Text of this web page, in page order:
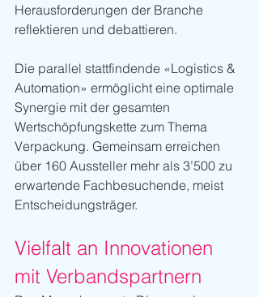
Herausforderungen der Branche
reflektieren und debattieren.
Die parallel stattfindende «Logistics &
Automation» ermöglicht eine optimale
Synergie mit der gesamten
Wertschöpfungskette zum Thema
Verpackung. Gemeinsam erreichen
über 160 Aussteller mehr als 3’500 zu
erwartende Fachbesuchende, meist
Entscheidungsträger.
Vielfalt an Innovationen
mit Verbandspartnern